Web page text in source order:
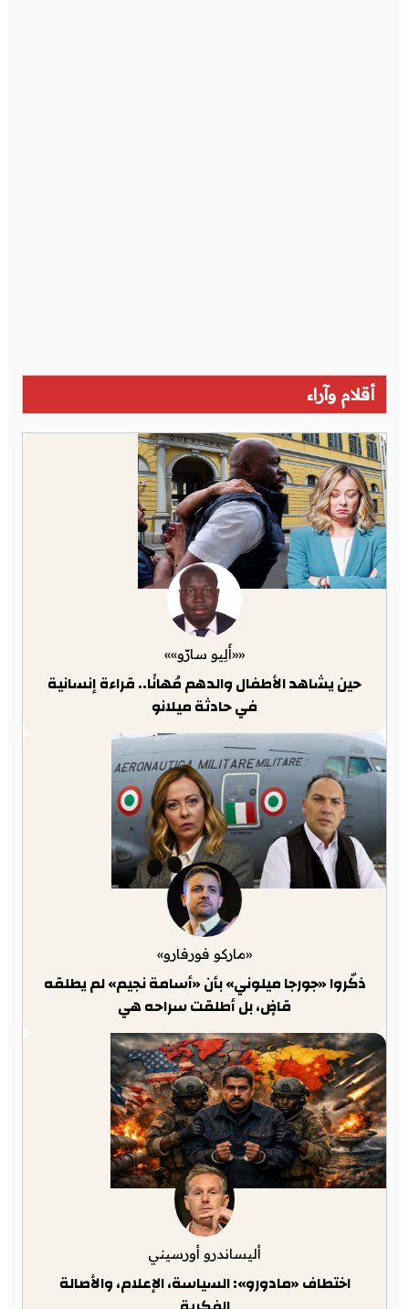
أقلام وآراء
««أَلِيو سارّو»»
حين يشاهد الأطفال والدهم مُهانًا.. قراءة إنسانية
في حادثة ميلانو
«ماركو فورفارو»
ذكّروا «جورجا ميلوني» بأن «أسامة نجيم» لم يطلقه
قاضٍ، بل أطلقت سراحه هي
أليساندرو أورسيني
اختطاف «مادورو»: السياسة، الإعلام، والأصالة